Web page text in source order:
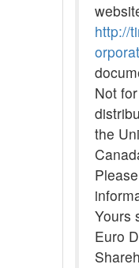
http://
Not
the
Yours
Euro